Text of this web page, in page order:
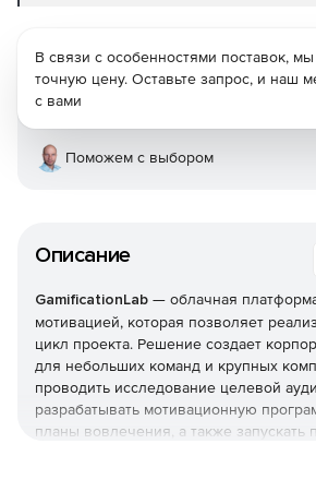
Описание
GamificationLab — облачная
мотивацией, которая позволяет
цикл проекта. Решение создает
для небольших команд и крупных
проводить исследование целевой
разрабатывать мотивационную
планы вовлечения, а также запускать
В связи с особенностями поставок,
точную цену. Оставьте запрос, и наш
с вами
Поможем с выбором